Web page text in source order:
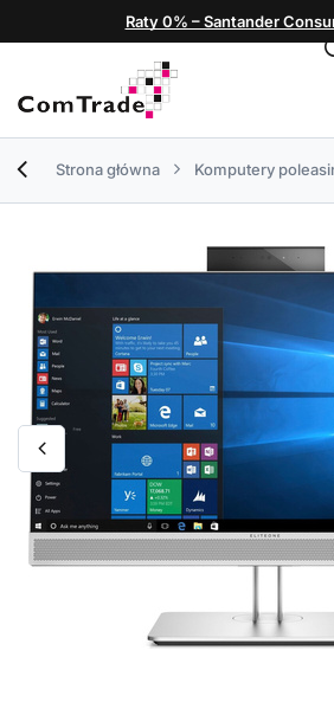
Raty 0% – Santander
Strona główna Komputery